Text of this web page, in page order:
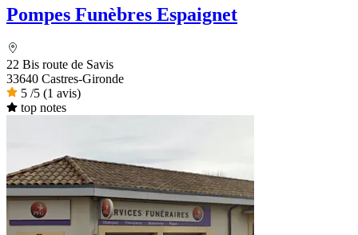
Pompes Funèbres Espaignet
22 Bis route de Savis
33640 Castres-Gironde
5 /5 (1 avis)
top notes